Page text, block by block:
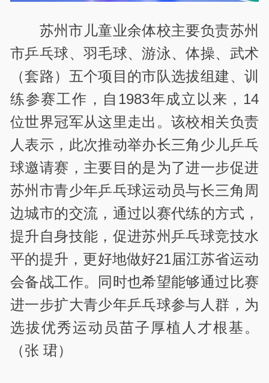
苏州市儿童业余体校主要负责苏州
市乒乓球、羽毛球、游泳、体操、武术
（套路）五个项目的市队选拔组建、训
练参赛工作，自1983年成立以来，14
位世界冠军从这里走出。该校相关负责
人表示，此次推动举办长三角少儿乒乓
球邀请赛，主要目的是为了进一步促进
苏州市青少年乒乓球运动员与长三角周
边城市的交流，通过以赛代练的方式，
提升自身技能，促进苏州乒乓球竞技水
平的提升，更好地做好21届江苏省运动
会备战工作。同时也希望能够通过比赛
进一步扩大青少年乒乓球参与人群，为
选拔优秀运动员苗子厚植人才根基。
（张 珺）